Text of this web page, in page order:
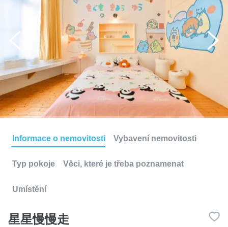
Informace o nemovitosti Vybavení nemovitosti
Typ pokoje Věci, které je třeba poznamenat
Umístění
星星慢慢走